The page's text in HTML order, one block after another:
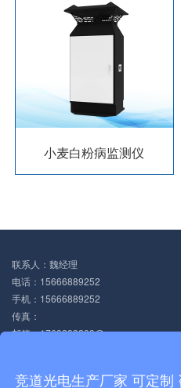
小麦白粉病监测仪
联系人：魏经理
电话：15666889252
手机：15666889252
传真：
邮箱：1769283299@qq.com
地址：山东省潍坊高新区光电路155号
Copyright © 2020-2025 山东竞道光电
竞道光电生产厂家 可定制